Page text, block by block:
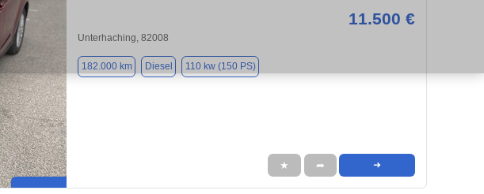
11.500 €
Unterhaching, 82008
182.000 km Diesel 110 kw (150 PS)
★ ➦ ➜